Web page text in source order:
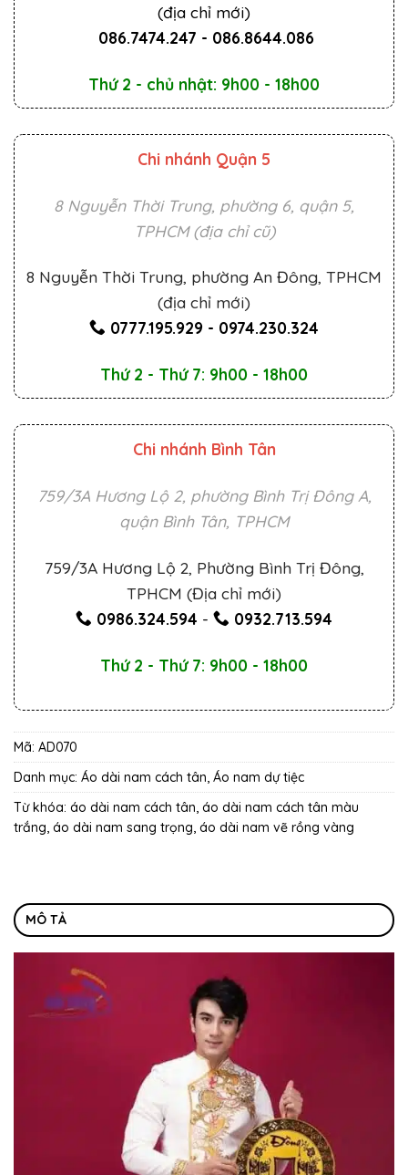
(địa chỉ mới)
086.7474.247 - 086.8644.086
Thứ 2 - chủ nhật: 9h00 - 18h00
Chi nhánh Quận 5
8 Nguyễn Thời Trung, phường 6, quận 5,
TPHCM (địa chỉ cũ)
8 Nguyễn Thời Trung, phường An Đông, TPHCM
(địa chỉ mới)
0777.195.929 - 0974.230.324
Thứ 2 - Thứ 7: 9h00 - 18h00
Chi nhánh Bình Tân
759/3A Hương Lộ 2, phường Bình Trị Đông A,
quận Bình Tân, TPHCM
759/3A Hương Lộ 2, Phường Bình Trị Đông,
TPHCM (Địa chỉ mới)
0986.324.594 - 0932.713.594
Thứ 2 - Thứ 7: 9h00 - 18h00
Mã: AD070
Danh mục: Áo dài nam cách tân, Áo nam dự tiệc
Từ khóa: áo dài nam cách tân, áo dài nam cách tân màu
trắng, áo dài nam sang trọng, áo dài nam vẽ rồng vàng
MÔ TẢ